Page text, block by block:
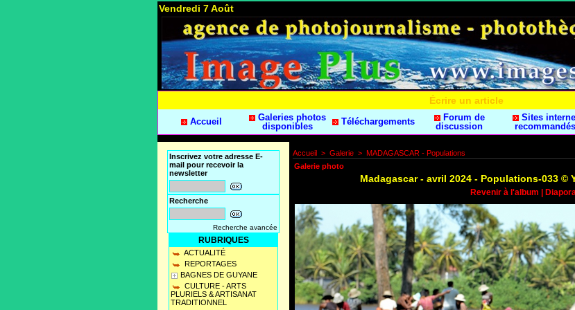
Vendredi 7 Août
Écrire un article
Accueil
Galeries photos
disponibles
Téléchargements
Forum de
discussion
Sites
recommandés
Inscrivez votre adresse E-
mail pour recevoir la
newsletter
Recherche
Recherche avancée
RUBRIQUES
ACTUALITÉ
REPORTAGES
BAGNES DE GUYANE
CULTURE - ARTS
PLURIELS & ARTISANAT
TRADITIONNEL
Accueil > Galerie > MADAGASCAR - Populations
Galerie photo
Madagascar - avril 2024 - Populations-033 ©
Revenir à l'album